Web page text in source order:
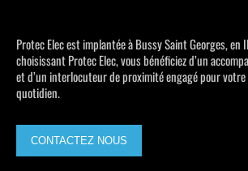
Protec Elec est implantée à Bussy Saint Georges, en
choisissant Protec Elec, vous bénéficiez d’un
et d’un interlocuteur de proximité engagé pour
quotidien.
CONTACTEZ NOUS